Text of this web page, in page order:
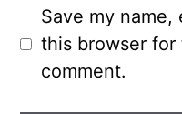
Save my name,
this browser
comment.